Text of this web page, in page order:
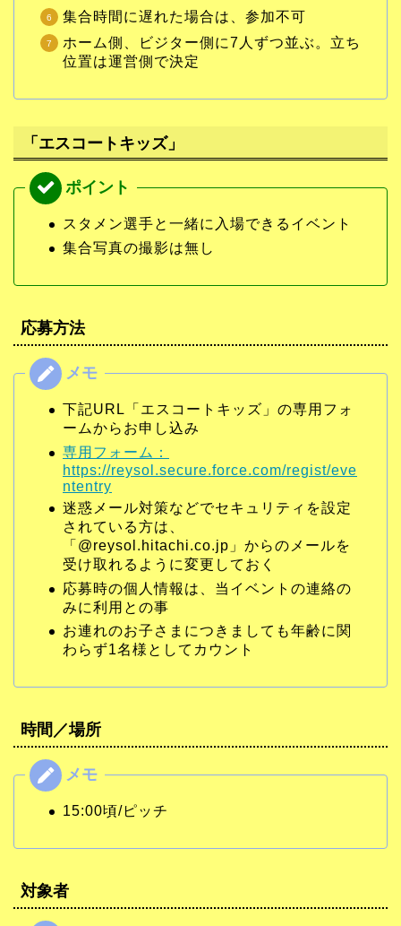
集合時間に遅れた場合は、参加不可
ホーム側、ビジター側に7人ずつ並ぶ。立ち
位置は運営側で決定
「エスコートキッズ」
スタメン選手と一緒に入場できるイベント
集合写真の撮影は無し
応募方法
下記URL「エスコートキッズ」の専用フォ
ームからお申し込み
専用フォーム：
https://reysol.secure.force.com/regist/eve
ntentry
迷惑メール対策などでセキュリティを設定
されている方は、
「@reysol.hitachi.co.jp」からのメールを
受け取れるように変更しておく
応募時の個人情報は、当イベントの連絡の
みに利用との事
お連れのお子さまにつきましても年齢に関
わらず1名様としてカウント
時間／場所
15:00頃/ピッチ
対象者